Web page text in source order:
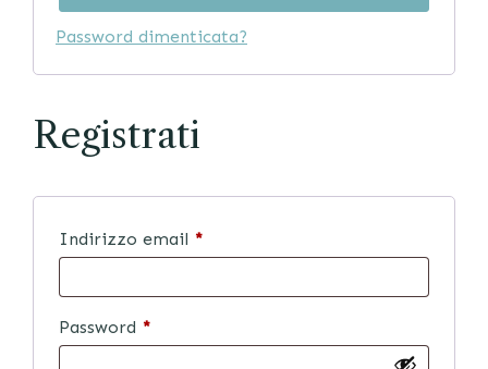
Password dimenticata?
Registrati
Indirizzo email *
Password *